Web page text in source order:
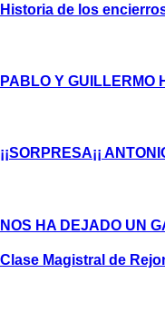
Historia de los
PABLO Y GUILLERMO
¡¡SORPRESA¡¡
NOS HA DEJADO UN
Clase Magistral de